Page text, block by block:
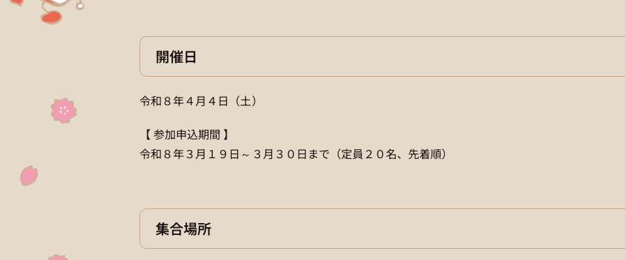
開催日
令和８年４月４日（土）
【 参加申込期間 】
令和８年３月１９日～３月３０日まで（定員２０名、先着順）
集合場所